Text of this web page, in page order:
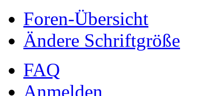
Foren-Übersicht
Ändere Schriftgröße
FAQ
Anmelden